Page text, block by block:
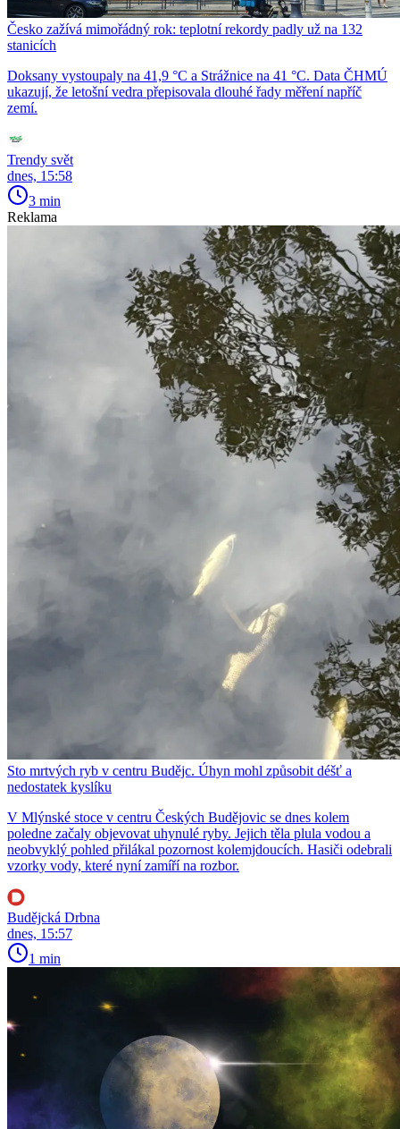
Česko zažívá mimořádný rok: teplotní rekordy padly už na 132
stanicích
Doksany vystoupaly na 41,9 °C a Strážnice na 41 °C. Data ČHMÚ
ukazují, že letošní vedra přepisovala dlouhé řady měření napříč
zemí.
Trendy svět
dnes, 15:58
3 min
Reklama
Sto mrtvých ryb v centru Budějc. Úhyn mohl způsobit déšť a
nedostatek kyslíku
V Mlýnské stoce v centru Českých Budějovic se dnes kolem
poledne začaly objevovat uhynulé ryby. Jejich těla plula vodou a
neobvyklý pohled přilákal pozornost kolemjdoucích. Hasiči odebrali
vzorky vody, které nyní zamíří na rozbor.
Budějcká Drbna
dnes, 15:57
1 min